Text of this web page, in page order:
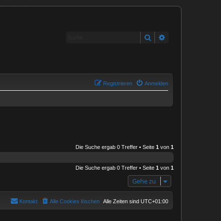
Suche
Anmelden
Registrieren
Die Suche ergab 0 Treffer • Seite 1 von 1
Die Suche ergab 0 Treffer • Seite 1 von 1
Gehe zu
Alle Zeiten sind UTC+01:00
Alle Cookies löschen
Kontakt